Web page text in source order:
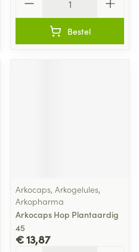
Bestel
Arkocaps, Arkogelules,
Arkopharma
Arkocaps Hop Plantaardig
45
€ 13,87